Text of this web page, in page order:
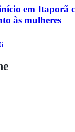
em Itaporã
às mulheres